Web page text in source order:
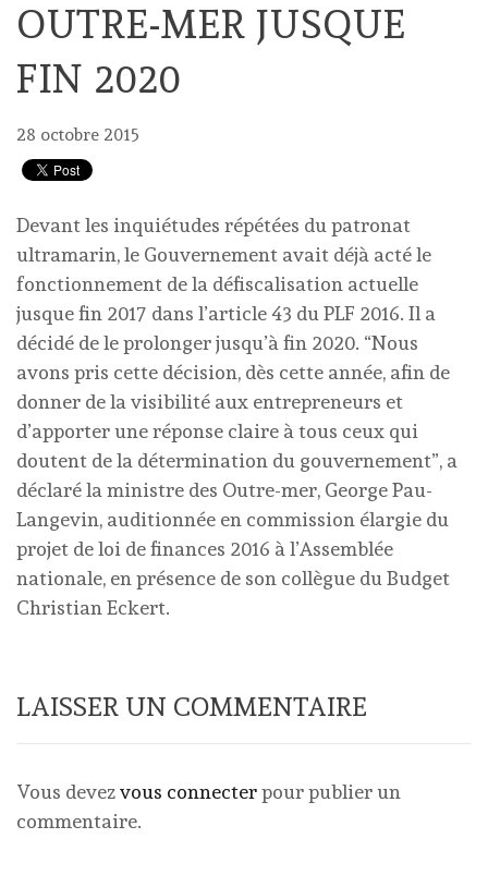
OUTRE-MER JUSQUE
FIN 2020
28 octobre 2015
Devant les inquiétudes répétées du patronat
ultramarin, le Gouvernement avait déjà acté le
fonctionnement de la défiscalisation actuelle
jusque fin 2017 dans l’article 43 du PLF 2016. Il a
décidé de le prolonger jusqu’à fin 2020. “Nous
avons pris cette décision, dès cette année, afin de
donner de la visibilité aux entrepreneurs et
d’apporter une réponse claire à tous ceux qui
doutent de la détermination du gouvernement”, a
déclaré la ministre des Outre-mer, George Pau-
Langevin, auditionnée en commission élargie du
projet de loi de finances 2016 à l’Assemblée
nationale, en présence de son collègue du Budget
Christian Eckert.
LAISSER UN COMMENTAIRE
Vous devezvous connecterpour publier un
commentaire.